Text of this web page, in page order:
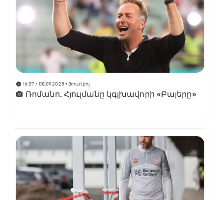
16:37 / 08.09.2025• Ֆուտբոլ
Ռոմանո. Հյուլմանը կգլխավորի «Բայերը»